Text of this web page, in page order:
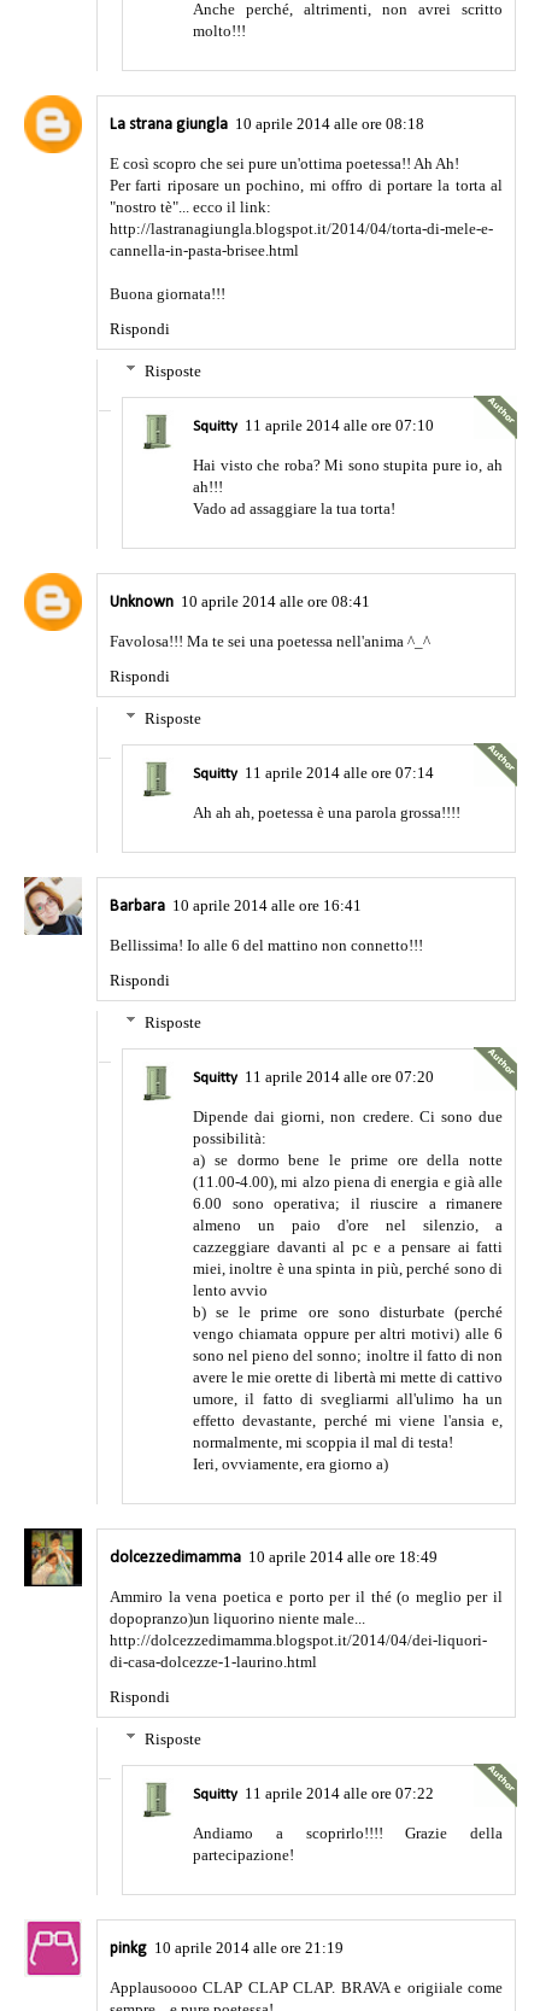
Anche perché, altrimenti, non avrei scritto
molto!!!
La strana giungla 10 aprile 2014 alle ore 08:18
E così scopro che sei pure un'ottima poetessa!! Ah Ah!
Per farti riposare un pochino, mi offro di portare la torta al
"nostro tè"... ecco il link:
http://lastranagiungla.blogspot.it/2014/04/torta-di-mele-e-
cannella-in-pasta-brisee.html
Buona giornata!!!
Rispondi
Risposte
Squitty 11 aprile 2014 alle ore 07:10
Hai visto che roba? Mi sono stupita pure io, ah
ah!!!
Vado ad assaggiare la tua torta!
Unknown 10 aprile 2014 alle ore 08:41
Favolosa!!! Ma te sei una poetessa nell'anima ^_^
Rispondi
Risposte
Squitty 11 aprile 2014 alle ore 07:14
Ah ah ah, poetessa è una parola grossa!!!!
Barbara 10 aprile 2014 alle ore 16:41
Bellissima! Io alle 6 del mattino non connetto!!!
Rispondi
Risposte
Squitty 11 aprile 2014 alle ore 07:20
Dipende dai giorni, non credere. Ci sono due
possibilità:
a) se dormo bene le prime ore della notte
(11.00-4.00), mi alzo piena di energia e già alle
6.00 sono operativa; il riuscire a rimanere
almeno un paio d'ore nel silenzio, a
cazzeggiare davanti al pc e a pensare ai fatti
miei, inoltre è una spinta in più, perché sono di
lento avvio
b) se le prime ore sono disturbate (perché
vengo chiamata oppure per altri motivi) alle 6
sono nel pieno del sonno; inoltre il fatto di non
avere le mie orette di libertà mi mette di cattivo
umore, il fatto di svegliarmi all'ulimo ha un
effetto devastante, perché mi viene l'ansia e,
normalmente, mi scoppia il mal di testa!
Ieri, ovviamente, era giorno a)
dolcezzedimamma 10 aprile 2014 alle ore 18:49
Ammiro la vena poetica e porto per il thé (o meglio per il
dopopranzo)un liquorino niente male...
http://dolcezzedimamma.blogspot.it/2014/04/dei-liquori-
di-casa-dolcezze-1-laurino.html
Rispondi
Risposte
Squitty 11 aprile 2014 alle ore 07:22
Andiamo a scoprirlo!!!! Grazie della
partecipazione!
pinkg 10 aprile 2014 alle ore 21:19
Applausoooo CLAP CLAP CLAP. BRAVA e origiiale come